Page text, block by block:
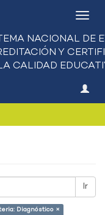
Ir
Diagnóstico ×